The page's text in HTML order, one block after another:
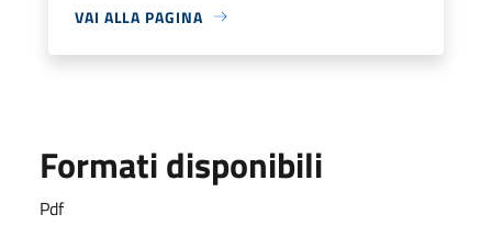
VAI ALLA PAGINA
Formati disponibili
Pdf